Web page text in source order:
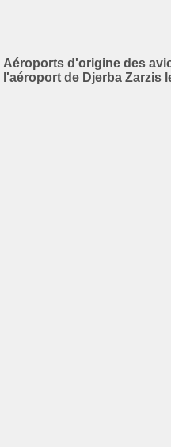
Aéroports d'origine des
l'aéroport de Djerba Zarzis